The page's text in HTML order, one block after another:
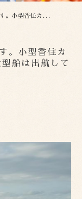
ん。大型船は出航しています。
。小型香住カ
船は出航して